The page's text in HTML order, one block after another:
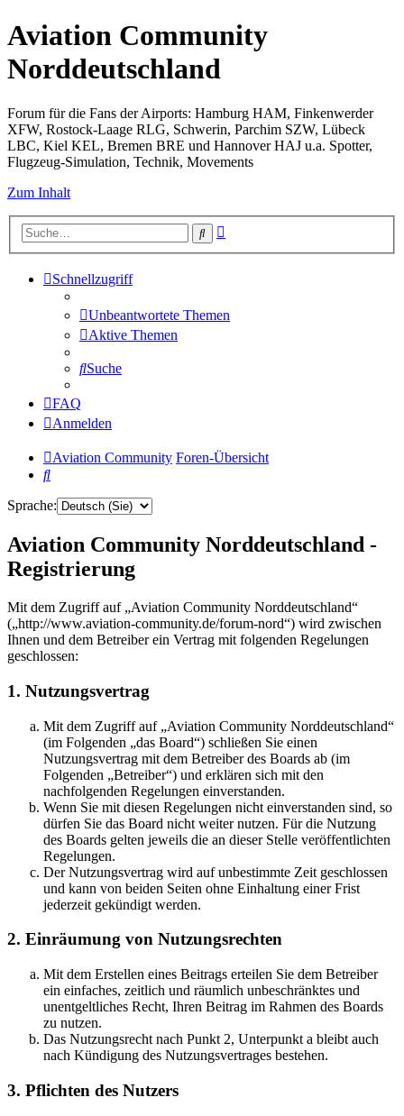
Aviation Community
Norddeutschland
Forum für die Fans der Airports: Hamburg HAM, Finkenwerder
XFW, Rostock-Laage RLG, Schwerin, Parchim SZW, Lübeck
LBC, Kiel KEL, Bremen BRE und Hannover HAJ u.a. Spotter,
Flugzeug-Simulation, Technik, Movements
Zum Inhalt
Suche
Schnellzugriff
Unbeantwortete Themen
Aktive Themen
Suche
FAQ
Anmelden
Aviation Community Foren-Übersicht
Suche
Sprache:
Aviation Community Norddeutschland -
Registrierung
Mit dem Zugriff auf „Aviation Community Norddeutschland“
(„http://www.aviation-community.de/forum-nord“) wird zwischen
Ihnen und dem Betreiber ein Vertrag mit folgenden Regelungen
geschlossen:
1. Nutzungsvertrag
Mit dem Zugriff auf „Aviation Community Norddeutschland“
(im Folgenden „das Board“) schließen Sie einen
Nutzungsvertrag mit dem Betreiber des Boards ab (im
Folgenden „Betreiber“) und erklären sich mit den
nachfolgenden Regelungen einverstanden.
Wenn Sie mit diesen Regelungen nicht einverstanden sind, so
dürfen Sie das Board nicht weiter nutzen. Für die Nutzung
des Boards gelten jeweils die an dieser Stelle veröffentlichten
Regelungen.
Der Nutzungsvertrag wird auf unbestimmte Zeit geschlossen
und kann von beiden Seiten ohne Einhaltung einer Frist
jederzeit gekündigt werden.
2. Einräumung von Nutzungsrechten
Mit dem Erstellen eines Beitrags erteilen Sie dem Betreiber
ein einfaches, zeitlich und räumlich unbeschränktes und
unentgeltliches Recht, Ihren Beitrag im Rahmen des Boards
zu nutzen.
Das Nutzungsrecht nach Punkt 2, Unterpunkt a bleibt auch
nach Kündigung des Nutzungsvertrages bestehen.
3. Pflichten des Nutzers